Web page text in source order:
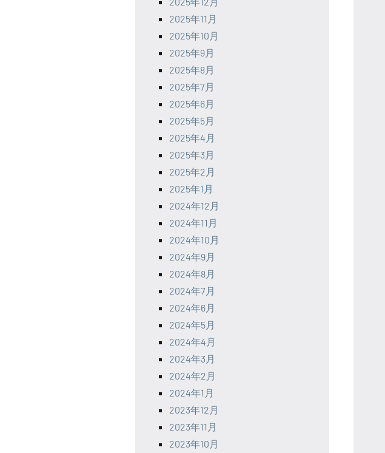
2025年11月
2025年10月
2025年9月
2025年8月
2025年7月
2025年6月
2025年5月
2025年4月
2025年3月
2025年2月
2025年1月
2024年12月
2024年11月
2024年10月
2024年9月
2024年8月
2024年7月
2024年6月
2024年5月
2024年4月
2024年3月
2024年2月
2024年1月
2023年12月
2023年11月
2023年10月